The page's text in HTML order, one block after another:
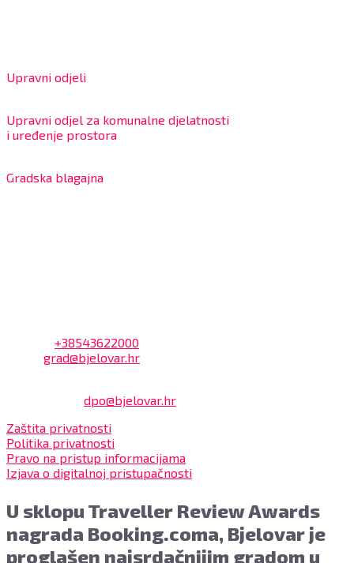
Upravni odjeli
Upravni odjel za komunalne djelatnosti
i uređenje prostora
Gradska blagajna
+38543622000
grad@bjelovar.hr
dpo@bjelovar.hr
Zaštita privatnosti
Politika privatnosti
Pravo na pristup informacijama
Izjava o digitalnoj pristupačnosti
U sklopu Traveller Review Awards
nagrada Booking.coma, Bjelovar je
proglašen najsrdačnijim gradom u